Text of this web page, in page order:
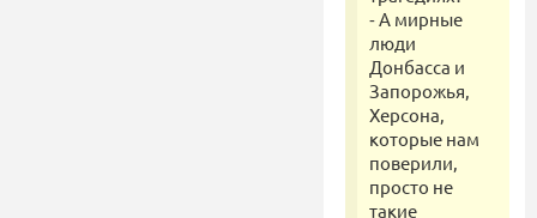
⁃ А мирные
люди
Донбасса и
Запорожья,
Херсона,
которые нам
поверили,
просто не
такие